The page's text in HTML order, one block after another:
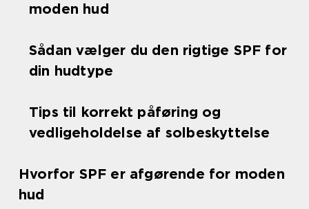
moden hud
Sådan vælger du den rigtige SPF for
din hudtype
Tips til korrekt påføring og
vedligeholdelse af solbeskyttelse
Hvorfor SPF er afgørende for moden
hud